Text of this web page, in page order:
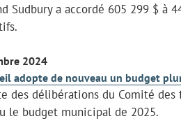
Sudbury a accordé 605 299 $ à
2024
adopte de nouveau un budget
des délibérations du Comité
le budget municipal de 2025.